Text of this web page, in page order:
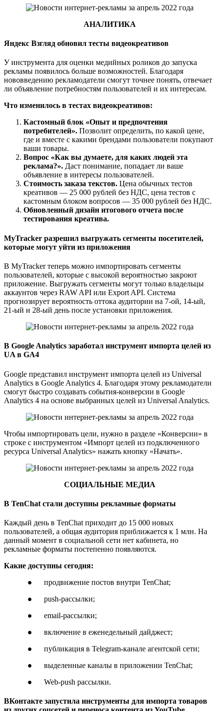
АНАЛИТИКА
Яндекс Взгляд обновил тесты видеокреативов
У инструмента для оценки медийных роликов до запуска
рекламы появилось больше возможностей. Благодаря
нововведению рекламодатели смогут точнее понять, отвечает
ли объявление потребностям пользователей и их интересам.
Что изменилось в тестах видеокреативов:
Кастомный блок «Опыт и предпочтения
потребителей». Позволит определить, по какой цене,
где и вместе с какими брендами пользователи покупают
ваши товары.
Вопрос «Как вы думаете, для каких людей эта
реклама?». Даст понимание, попадает ли ваше
объявление в интересы пользователей.
Стоимость заказа текстов. Цена обычных тестов
креативов — 25 000 рублей без НДС, цена тестов с
кастомным блоком вопросов — 35 000 рублей без НДС.
Обновленный дизайн итогового отчета после
тестирования креатива.
MyTracker разрешил выгружать сегменты посетителей,
которые могут уйти из приложения
В MyTracker теперь можно импортировать сегменты
пользователей, которые с высокой вероятностью закроют
приложение. Выгружать сегменты могут только владельцы
аккаунтов через RAW API или Export API. Система
прогнозирует вероятность оттока аудитории на 7-ой, 14-ый,
21-ый и 28-ый день после установки приложения.
В Google Analytics заработал инструмент импорта целей из
UA в GA4
Google представил инструмент импорта целей из Universal
Analytics в Google Analytics 4. Благодаря этому рекламодатели
смогут быстро создавать события-конверсии в Google
Analytics 4 на основе выбранных целей из Universal Analytics.
Чтобы импортировать цели, нужно в разделе «Конверсии» в
строке с инструментом «Импорт целей из подключенного
ресурса Universal Analytics» нажать кнопку «Начать».
СОЦИАЛЬНЫЕ МЕДИА
В TenChat стали доступны рекламные форматы
Каждый день в TenChat приходит до 15 000 новых
пользователей, а общая аудитория приближается к 1 млн. На
данный момент в социальной сети нет кабинета, но
рекламные форматы постепенно появляются.
Какие доступны сегодня:
● продвижение постов внутри TenChat;
● push-рассылки;
● email-рассылки;
● включение в еженедельный дайджест;
● публикация в Telegram-канале агентской сети;
● выделенные каналы в приложении TenChat;
● Web-push рассылки.
ВКонтакте запустила инструменты для импорта товаров